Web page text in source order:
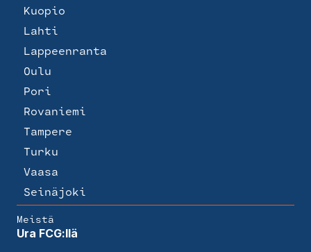
Kuopio
Lahti
Lappeenranta
Oulu
Pori
Rovaniemi
Tampere
Turku
Vaasa
Seinäjoki
Meistä
Ura FCG:llä